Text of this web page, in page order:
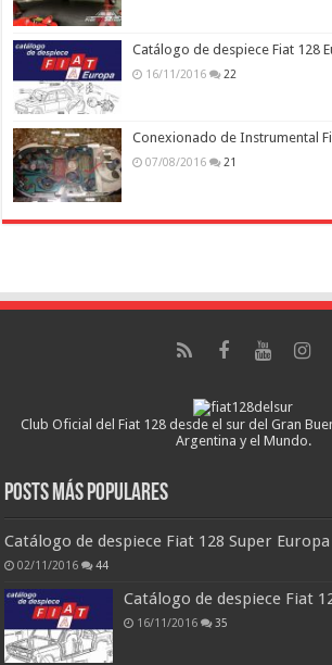
Catálogo de despiece Fiat 128
16/11/2016 22
Conexionado de Instrumental
07/08/2016 21
Club Oficial del Fiat 128 desde el sur del Gran
Argentina y el Mundo.
Posts más populares
Catálogo de despiece Fiat 128 Super Europa
02/11/2016 44
Catálogo de despiece Fiat
16/11/2016 35